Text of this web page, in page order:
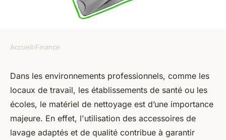
Matériel de nettoyage
professionnel : découvres les
outils incontournables dont la
serpillière fait partie
Accueil›Finance
Dans les environnements professionnels, comme les
locaux de travail, les établissements de santé ou les
écoles, le matériel de nettoyage est d’une importance
majeure. En effet, l'utilisation des accessoires de
lavage adaptés et de qualité contribue à garantir